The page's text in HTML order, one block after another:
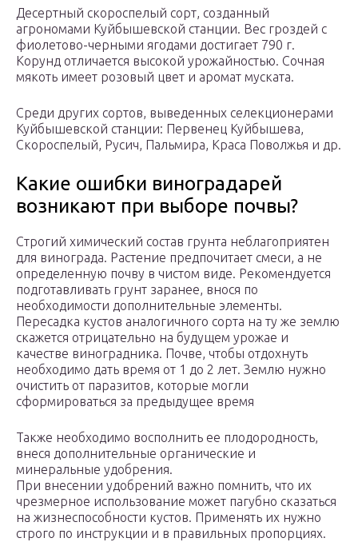
Десертный скороспелый сорт, созданный
агрономами Куйбышевской станции. Вес гроздей с
фиолетово-черными ягодами достигает 790 г.
Корунд отличается высокой урожайностью. Сочная
мякоть имеет розовый цвет и аромат муската.
Среди других сортов, выведенных селекционерами
Куйбышевской станции: Первенец Куйбышева,
Скороспелый, Русич, Пальмира, Краса Поволжья и др.
Какие ошибки виноградарей
возникают при выборе почвы?
Строгий химический состав грунта неблагоприятен
для винограда. Растение предпочитает смеси, а не
определенную почву в чистом виде. Рекомендуется
подготавливать грунт заранее, внося по
необходимости дополнительные элементы.
Пересадка кустов аналогичного сорта на ту же землю
скажется отрицательно на будущем урожае и
качестве виноградника. Почве, чтобы отдохнуть
необходимо дать время от 1 до 2 лет. Землю нужно
очистить от паразитов, которые могли
сформироваться за предыдущее время
Также необходимо восполнить ее плодородность,
внеся дополнительные органические и
минеральные удобрения.
При внесении удобрений важно помнить, что их
чрезмерное использование может пагубно сказаться
на жизнеспособности кустов. Применять их нужно
строго по инструкции и в правильных пропорциях.